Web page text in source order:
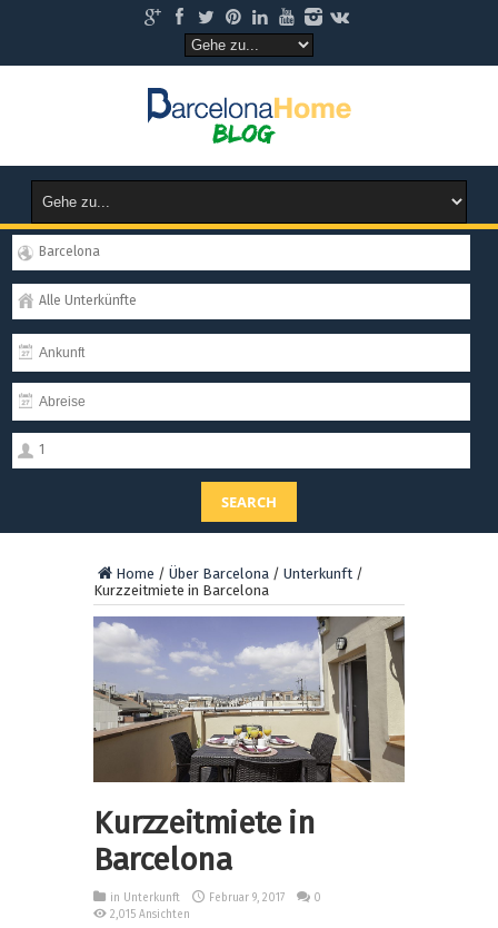
Barcelona
Alle Unterkünfte
1
SEARCH
Home / Über Barcelona / Unterkunft /
Kurzzeitmiete in Barcelona
Kurzzeitmiete in
Barcelona
in Unterkunft Februar 9, 2017
0
2,015 Ansichten